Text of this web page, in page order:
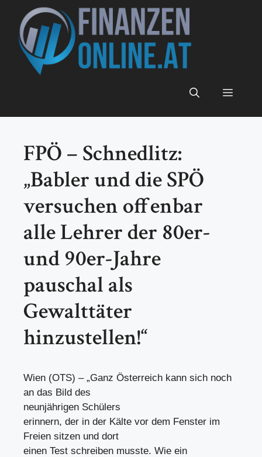
Inhalt
springen
Menü
FPÖ – Schnedlitz:
„Babler und die SPÖ
versuchen offenbar
alle Lehrer der 80er-
und 90er-Jahre
pauschal als
Gewalttäter
hinzustellen!“
Wien (OTS) – „Ganz Österreich kann sich noch
an das Bild des
neunjährigen Schülers
erinnern, der in der Kälte vor dem Fenster im
Freien sitzen und dort
einen Test schreiben musste. Wie ein